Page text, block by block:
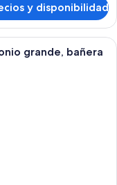
y disponibilidad
de hotel con balcón,
grande, bañera